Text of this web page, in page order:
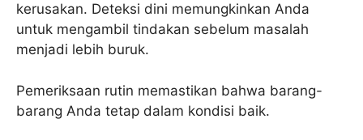
kerusakan. Deteksi dini memungkinkan Anda
untuk mengambil tindakan sebelum masalah
menjadi lebih buruk.
Pemeriksaan rutin memastikan bahwa barang-
barang Anda tetap dalam kondisi baik.